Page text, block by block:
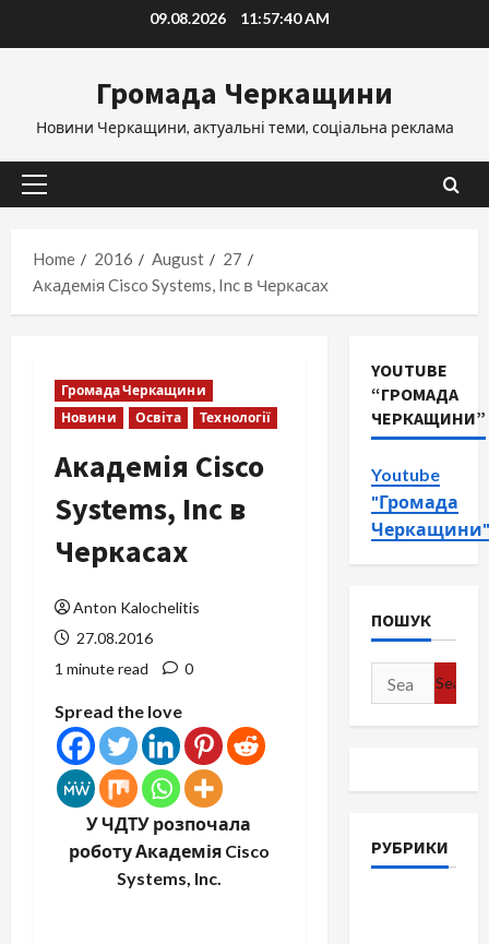
09.08.2026 11:57:41 AM
Громада Черкащини
Новини Черкащини, актуальні теми, соціальна реклама
Primary
Home
2016 August
27
Академія Cisco Systems, Inc в Черкасах
Громада Черкащини
Новини
Освіта Технології
Академія Cisco
Systems, Inc в
Черкасах
Anton Kalochelitis
27.08.2016
1 minute read
0
Spread the love
У ЧДТУ розпочала
роботу Академія Cisco
Systems, Inc.
YOUTUBE
“ГРОМАДА
ЧЕРКАЩИНИ”
Youtube
"Громада
Черкащини"
ПОШУК
Search
for:
РУБРИКИ